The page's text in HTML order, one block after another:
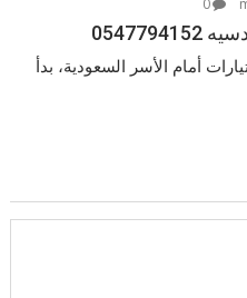
أمام الأسر السعودية، بدأ